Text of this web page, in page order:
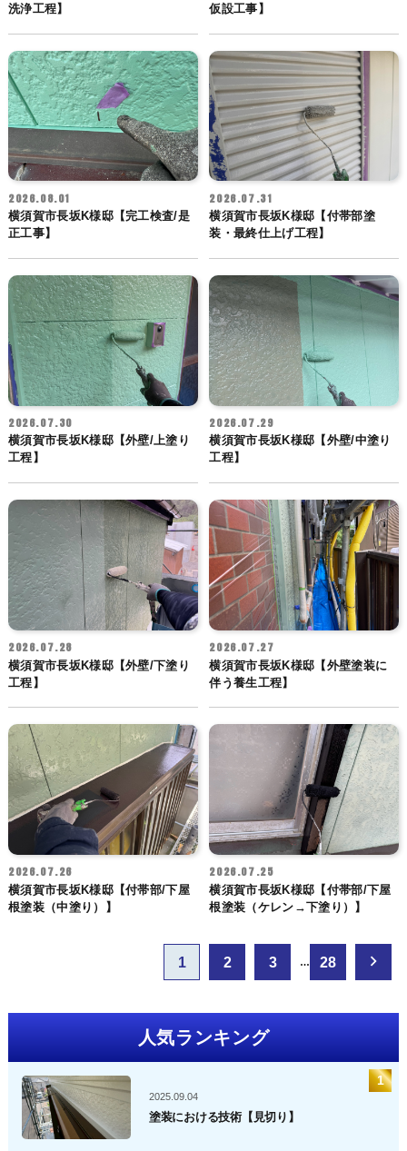
洗浄工程】
仮設工事】
2026.08.01
横須賀市長坂K様邸【完工検査/是
正工事】
2026.07.31
横須賀市長坂K様邸【付帯部塗
装・最終仕上げ工程】
2026.07.30
横須賀市長坂K様邸【外壁/上塗り
工程】
2026.07.29
横須賀市長坂K様邸【外壁/中塗り
工程】
2026.07.28
横須賀市長坂K様邸【外壁/下塗り
工程】
2026.07.27
横須賀市長坂K様邸【外壁塗装に
伴う養生工程】
2026.07.26
横須賀市長坂K様邸【付帯部/下屋
根塗装（中塗り）】
2026.07.25
横須賀市長坂K様邸【付帯部/下屋
根塗装（ケレン→下塗り）】
ビ
ー
シ
ン
1 2 3 … 28
人気ランキング
2025.09.04
塗装における技術【見切り】